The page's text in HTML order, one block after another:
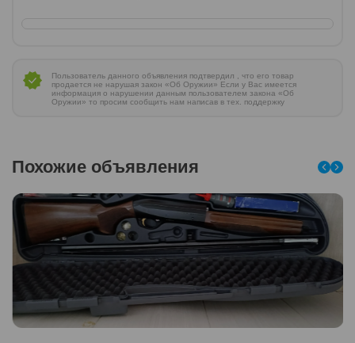
Пользователь данного объявления подтвердил , что его товар
продается не нарушая закон «Об Оружии» Если у Вас имеется
информация о нарушении данным пользователем закона «Об
Оружии» то просим сообщить нам написав в тех. поддержку
Похожие объявления